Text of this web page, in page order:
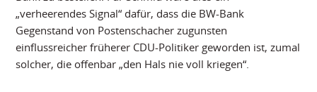
„verheerendes Signal“ dafür, dass die BW-Bank
Gegenstand von Postenschacher zugunsten
einflussreicher früherer CDU-Politiker geworden ist, zumal
solcher, die offenbar „den Hals nie voll kriegen“.